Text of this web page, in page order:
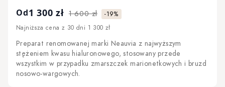
Od1 300 zł 1 600 zł
-19%
Najniższa cena z 30 dni 1 300 zł
Preparat renomowanej marki Neauvia z najwyższym
stężeniem kwasu hialuronowego, stosowany przede
wszystkim w przypadku zmarszczek marionetkowych i bruzd
nosowo-wargowych.